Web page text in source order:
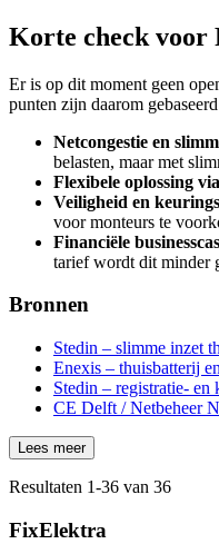
Korte check voor
Er is op dit moment geen
punten zijn daarom
Netcongestie en
belasten, maar met
Flexibele oplossing
Veiligheid en
voor monteurs te
Financiële
tarief wordt dit minder
Bronnen
Stedin – slimme inzet
Enexis – thuisbatterij
Stedin – registratie-
CE Delft / Netbeheer
Lees meer
Resultaten 1-36 van 36
FixElektra